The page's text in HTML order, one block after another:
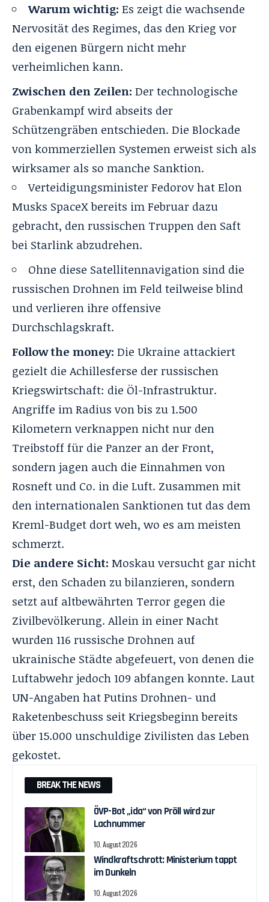
Warum wichtig: Es zeigt die wachsende
Nervosität des Regimes, das den Krieg vor
den eigenen Bürgern nicht mehr
verheimlichen kann.
Zwischen den Zeilen: Der technologische
Grabenkampf wird abseits der
Schützengräben entschieden. Die Blockade
von kommerziellen Systemen erweist sich als
wirksamer als so manche Sanktion.
Verteidigungsminister Fedorov hat Elon
Musks SpaceX bereits im Februar dazu
gebracht, den russischen Truppen den Saft
bei Starlink abzudrehen.
Ohne diese Satellitennavigation sind die
russischen Drohnen im Feld teilweise blind
und verlieren ihre offensive
Durchschlagskraft.
Follow the money: Die Ukraine attackiert
gezielt die Achillesferse der russischen
Kriegswirtschaft: die Öl-Infrastruktur.
Angriffe im Radius von bis zu 1.500
Kilometern verknappen nicht nur den
Treibstoff für die Panzer an der Front,
sondern jagen auch die Einnahmen von
Rosneft und Co. in die Luft. Zusammen mit
den internationalen Sanktionen tut das dem
Kreml-Budget dort weh, wo es am meisten
schmerzt.
Die andere Sicht: Moskau versucht gar nicht
erst, den Schaden zu bilanzieren, sondern
setzt auf altbewährten Terror gegen die
Zivilbevölkerung. Allein in einer Nacht
wurden 116 russische Drohnen auf
ukrainische Städte abgefeuert, von denen die
Luftabwehr jedoch 109 abfangen konnte. Laut
UN-Angaben hat Putins Drohnen- und
Raketenbeschuss seit Kriegsbeginn bereits
über 15.000 unschuldige Zivilisten das Leben
gekostet.
BREAK THE NEWS
ÖVP-Bot „ida“ von Pröll wird zur
Lachnummer
10. August 2026
Windkraftschrott: Ministerium tappt
im Dunkeln
10. August 2026